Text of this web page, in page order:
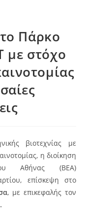
Πάρκο
με στόχο
βιοτεχνίας με
η διοίκηση
Αθήνας (ΒΕΑ)
επίσκεψη στο
, με επικεφαλής τον